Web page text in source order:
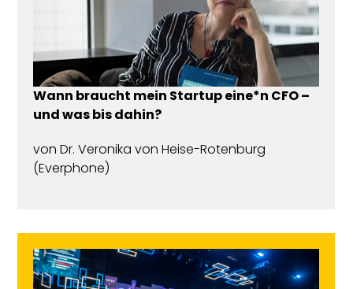
Wann braucht mein Startup eine*n CFO –
und was bis dahin?
von Dr. Veronika von Heise-Rotenburg
(Everphone)